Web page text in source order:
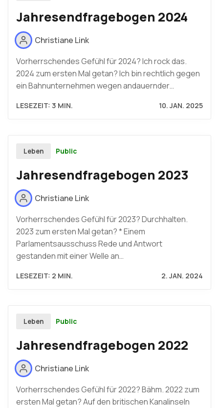
Jahresendfragebogen 2024
Christiane Link
Vorherrschendes Gefühl für 2024? Ich rock das.
2024 zum ersten Mal getan? Ich bin rechtlich gegen
ein Bahnunternehmen wegen andauernder…
LESEZEIT: 3 MIN. 10. JAN. 2025
Leben Public
Jahresendfragebogen 2023
Christiane Link
Vorherrschendes Gefühl für 2023? Durchhalten.
2023 zum ersten Mal getan? * Einem
Parlamentsausschuss Rede und Antwort
gestanden mit einer Welle an…
LESEZEIT: 2 MIN. 2. JAN. 2024
Leben Public
Jahresendfragebogen 2022
Christiane Link
Vorherrschendes Gefühl für 2022? Bähm. 2022 zum
ersten Mal getan? Auf den britischen Kanalinseln